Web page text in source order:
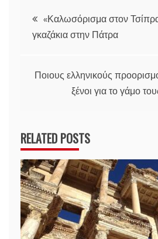
Πλοήγηση
άρθρων
«Καλωσόρισμα στον
γκαζάκια στην Πάτρα
Ποιους ελληνικούς
ξένοι για το γάμο
RELATED POSTS